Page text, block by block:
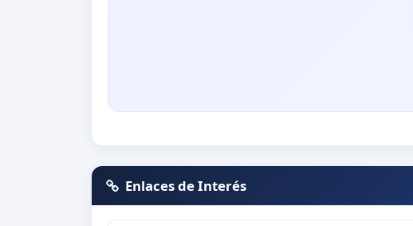
Enlaces de Interés